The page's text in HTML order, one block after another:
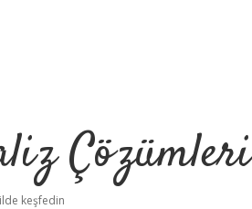
Çözümleri
keşfedin